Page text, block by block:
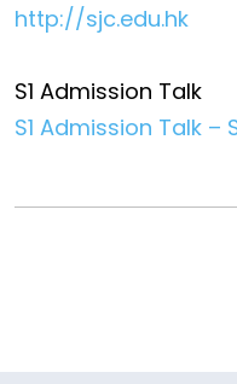
http://sjc.edu.hk
S1 Admission Talk
S1 Admission Talk –